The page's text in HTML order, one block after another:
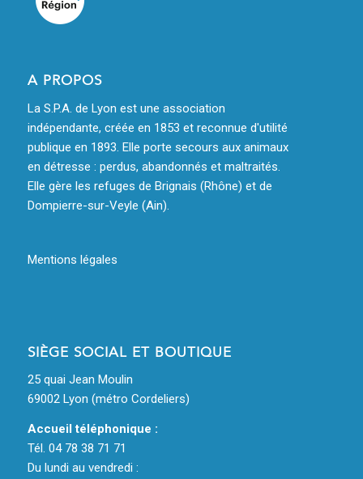
A PROPOS
La S.P.A. de Lyon est une association
indépendante, créée en 1853 et reconnue d'utilité
publique en 1893. Elle porte secours aux animaux
en détresse : perdus, abandonnés et maltraités.
Elle gère les refuges de Brignais (Rhône) et de
Dompierre-sur-Veyle (Ain).
Mentions légales
SIÈGE SOCIAL ET BOUTIQUE
25 quai Jean Moulin
69002 Lyon (métro Cordeliers)
Accueil téléphonique :
Tél. 04 78 38 71 71
Du lundi au vendredi :